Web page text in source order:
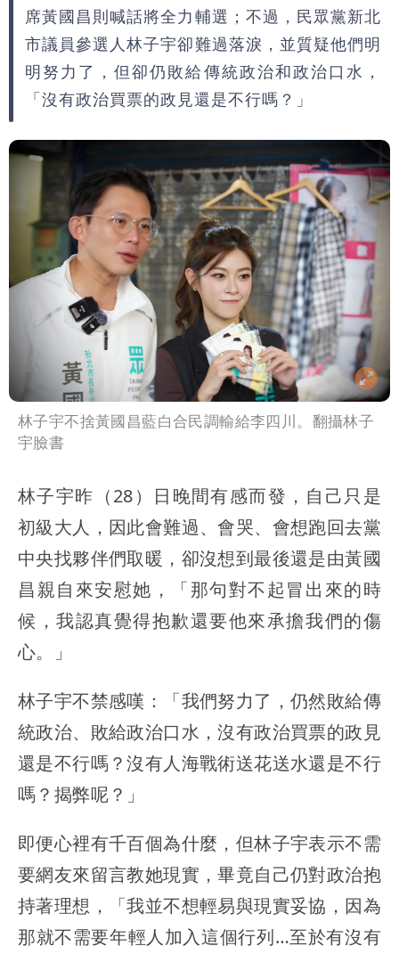
席黃國昌則喊話將全力輔選；不過，民眾黨新北
市議員參選人林子宇卻難過落淚，並質疑他們明
明努力了，但卻仍敗給傳統政治和政治口水，
「沒有政治買票的政見還是不行嗎？」
林子宇不捨黃國昌藍白合民調輸給李四川。翻攝林子
宇臉書
林子宇昨（28）日晚間有感而發，自己只是
初級大人，因此會難過、會哭、會想跑回去黨
中央找夥伴們取暖，卻沒想到最後還是由黃國
昌親自來安慰她，「那句對不起冒出來的時
候，我認真覺得抱歉還要他來承擔我們的傷
心。」
林子宇不禁感嘆：「我們努力了，仍然敗給傳
統政治、敗給政治口水，沒有政治買票的政見
還是不行嗎？沒有人海戰術送花送水還是不行
嗎？揭弊呢？」
即便心裡有千百個為什麼，但林子宇表示不需
要網友來留言教她現實，畢竟自己仍對政治抱
持著理想，「我並不想輕易與現實妥協，因為
那就不需要年輕人加入這個行列…至於有沒有